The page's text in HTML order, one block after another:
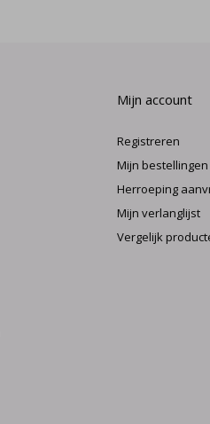
Mijn account
Registreren
Mijn bestellingen
Herroeping
Mijn verlanglijst
Vergelijk